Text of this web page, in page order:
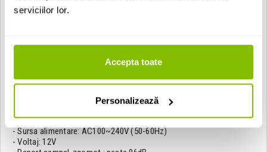
serviciilor lor.
Accepta toate
Personalizează
- Frecvente: 2 x 100
- Dinamica: mai mare de 90dB
- Distanta: 60 M
- Putere: 10mW
- Modulatie: FM
- Baterii: LR6 (AA) 1.5V ×. 2 (aprox. 8h)
Sistem - Receptor:
- Sursa alimentare: AC100~240V (50-60Hz)
- Voltaj: 12V